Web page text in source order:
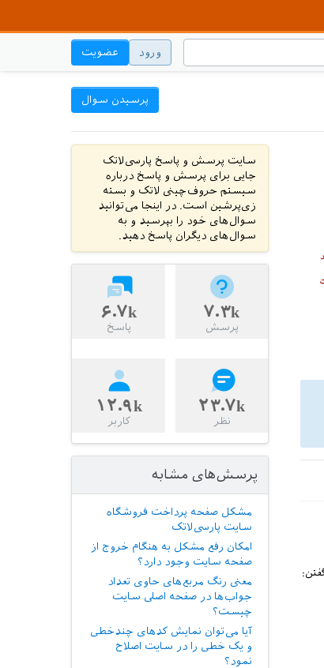
ورود عضویت
پرسیدن سوال
سایت پرسش و پاسخ پارسی‌لاتک
جایی برای پرسش و پاسخ درباره
سیستم حروف‌چینی لاتک و بسته
زی‌پرشین است. در اینجا می‌توانید
سوال‌های خود را بپرسید و به
سوال‌های دیگران پاسخ دهید.
۷.۳k
پرسش
۶.۷k
پاسخ
۲۳.۷k
نظر
۱۲.۹k
کاربر
پرسش‌های مشابه
مشکل صفحه پرداخت فروشگاه
سایت پارسی‌لاتک
امکان رفع مشکل به هنگام خروج از
صفحه سایت وجود دارد؟
معنی رنگ مربع‌های حاوی تعداد
جواب‌ها در صفحه اصلی سایت
چیست؟
آیا می‌توان نمایش کدهای چندخطی
و یک خطی را در سایت اصلاح
نمود؟